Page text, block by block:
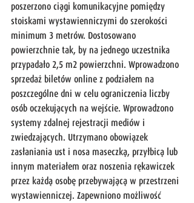
poszerzono ciągi komunikacyjne pomiędzy
stoiskami wystawienniczymi do szerokości
minimum 3 metrów. Dostosowano
powierzchnie tak, by na jednego uczestnika
przypadało 2,5 m2 powierzchni. Wprowadzono
sprzedaż biletów online z podziałem na
poszczególne dni w celu ograniczenia liczby
osób oczekujących na wejście. Wprowadzono
systemy zdalnej rejestracji mediów i
zwiedzających. Utrzymano obowiązek
zasłaniania ust i nosa maseczką, przyłbicą lub
innym materiałem oraz noszenia rękawiczek
przez każdą osobę przebywającą w przestrzeni
wystawienniczej. Zapewniono możliwość